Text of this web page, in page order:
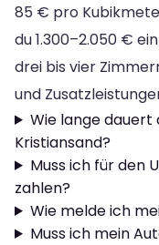
85 € pro
du 1.300–2.050 €
drei bis vier
und
Wie lange dauert
Kristiansand?
Muss ich für den
zahlen?
Wie melde ich
Muss ich mein